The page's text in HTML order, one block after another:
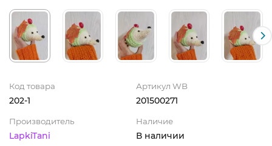
Код товара
202-1
Артикул WB
201500271
Производитель
LapkiTani
Наличие
В наличии